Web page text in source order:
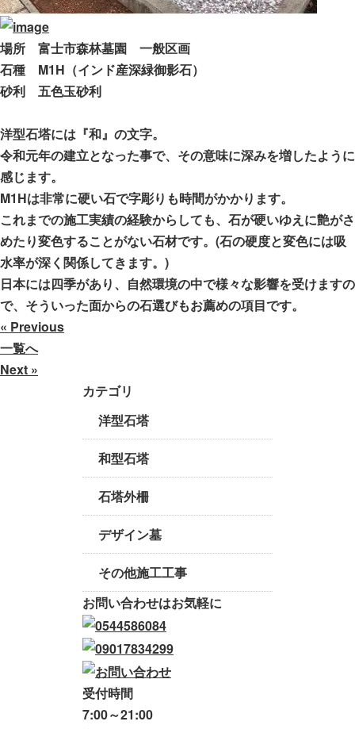
場所 富士市森林墓園 一般区画
石種 M1H（インド産深緑御影石）
砂利 五色玉砂利
洋型石塔には『和』の文字。
令和元年の建立となった事で、その意味に深みを増したように
感じます。
M1Hは非常に硬い石で字彫りも時間がかかります。
これまでの施工実績の経験からしても、石が硬いゆえに艶がさ
めたり変色することがない石材です。(石の硬度と変色には吸
水率が深く関係してきます。)
日本には四季があり、自然環境の中で様々な影響を受けますの
で、そういった面からの石選びもお薦めの項目です。
« Previous
一覧へ
Next »
カテゴリ
洋型石塔
和型石塔
石塔外柵
デザイン墓
その他施工工事
お問い合わせはお気軽に
受付時間
7:00～21:00